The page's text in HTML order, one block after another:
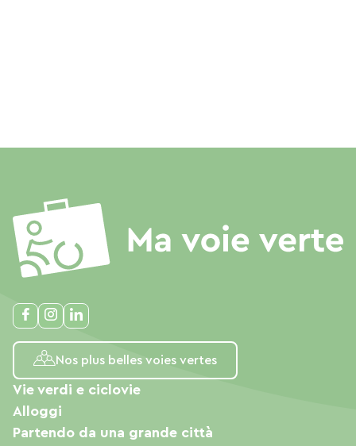
Nos plus belles voies vertes
Vie verdi e ciclovie
Alloggi
Partendo da una grande città